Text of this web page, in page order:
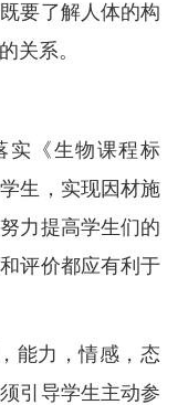
要了解人体的构
关系。
实《生物课程标
生，实现因材施
力提高学生们的
评价都应有利于
能力，情感，态
引导学生主动参